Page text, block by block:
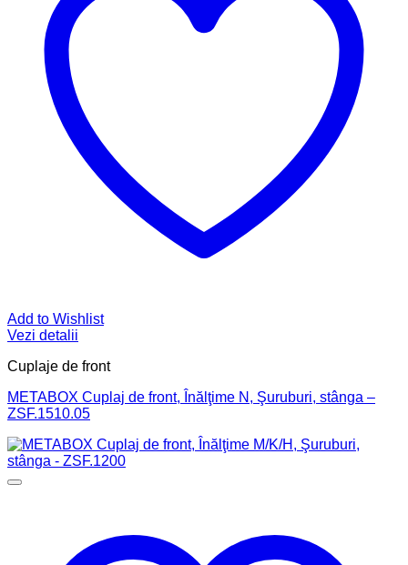
Add to Wishlist
Vezi detalii
Cuplaje de front
METABOX Cuplaj de front, Înălţime N, Şuruburi, stânga –
ZSF.1510.05